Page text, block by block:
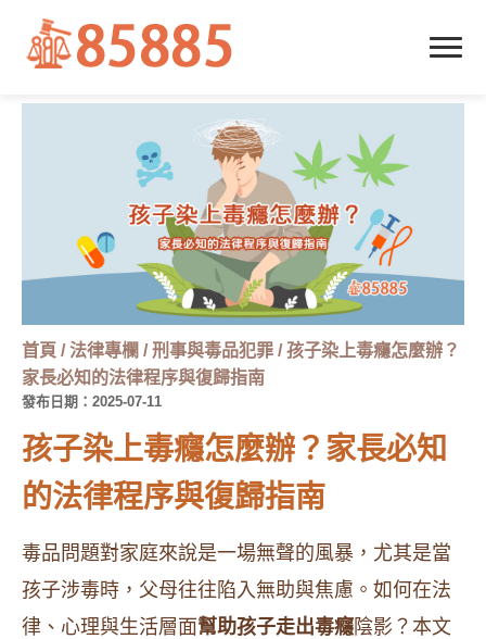
首頁 /法律專欄 /刑事與毒品犯罪 /孩子染上毒癮怎麼辦？
家長必知的法律程序與復歸指南
發布日期：2025-07-11
孩子染上毒癮怎麼辦？家長必知
的法律程序與復歸指南
毒品問題對家庭來說是一場無聲的風暴，尤其是當
孩子涉毒時，父母往往陷入無助與焦慮。如何在法
律、心理與生活層面幫助孩子走出毒癮陰影？本文